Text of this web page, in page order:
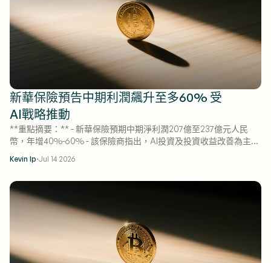
新華保險預告中期利潤飆升至多60% 受
AI戰略推動
**重點摘要：** - 新華保險預期中期淨利潤207億至237億元人民
幣，年增40%-60% - 該保險商指出，AI投資及投資收益改善為主要
Kevin Ip·Jul 14 2026